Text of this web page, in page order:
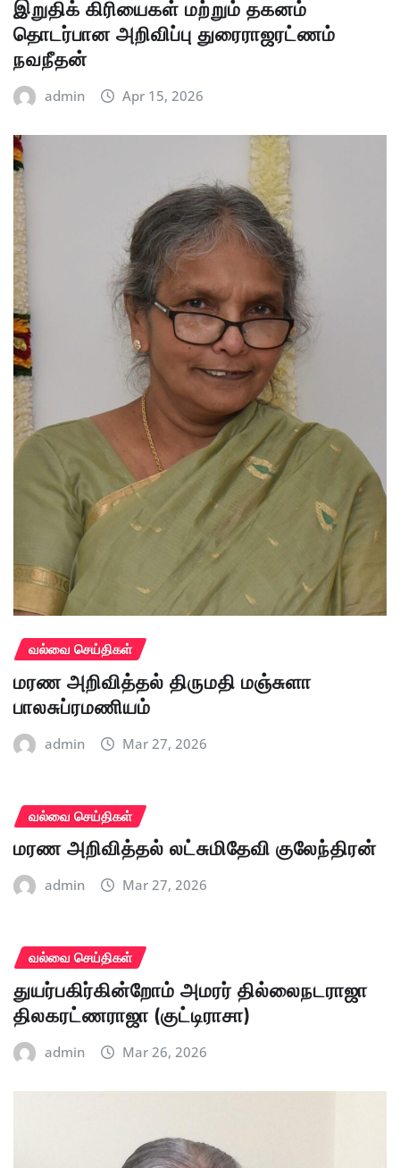
இறுதிக் கிரியைகள் மற்றும் தகனம்
தொடர்பான அறிவிப்பு துரைராஜரட்ணம்
நவநீதன்
admin Apr 15, 2026
வல்வை செய்திகள்
மரண அறிவித்தல் திருமதி மஞ்சுளா
பாலசுப்ரமணியம்
admin Mar 27, 2026
வல்வை செய்திகள்
மரண அறிவித்தல் லட்சுமிதேவி குலேந்திரன்
admin Mar 27, 2026
வல்வை செய்திகள்
துயர்பகிர்கின்றோம் அமரர் தில்லைநடராஜா
திலகரட்ணராஜா (குட்டிராசா)
admin Mar 26, 2026